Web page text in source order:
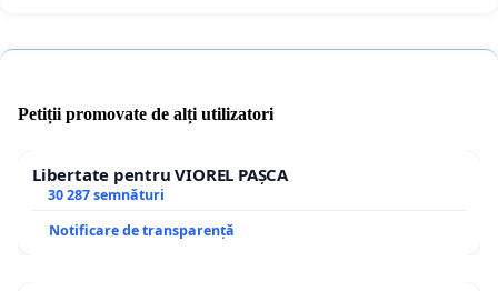
Petiții promovate de alți utilizatori
Libertate pentru VIOREL PAȘCA
30 287 semnături
Notificare de transparență